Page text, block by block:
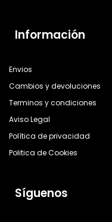
Información
Envios
Cambios y devoluciones
Terminos y condiciones
Aviso Legal
Política de privacidad
Politica de Cookies
Síguenos